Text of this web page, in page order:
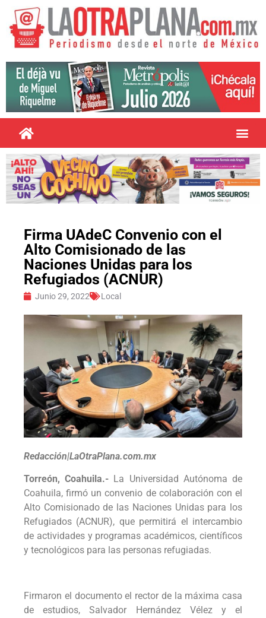
Firma UAdeC Convenio con el
Alto Comisionado de las
Naciones Unidas para los
Refugiados (ACNUR)
Junio 29, 2022 Local
Redacción|LaOtraPlana.com.mx
Torreón, Coahuila.- La Universidad Autónoma de
Coahuila, firmó un convenio de colaboración con el
Alto Comisionado de las Naciones Unidas para los
Refugiados (ACNUR), que permitirá el intercambio
de actividades y programas académicos, científicos
y tecnológicos para las personas refugiadas.
Firmaron el documento el rector de la máxima casa
de estudios, Salvador Hernández Vélez y el